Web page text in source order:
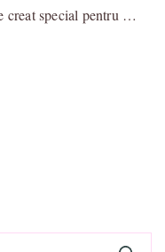
creat special pentru …